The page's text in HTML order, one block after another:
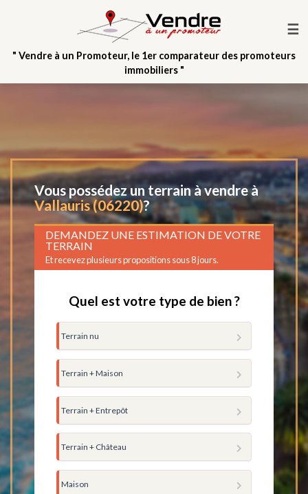
☰
" Vendre à un Promoteur, le 1er comparateur des promoteurs
immobiliers "
Vous possédez un terrain à vendre à
Vallauris (06220)?
DEMANDEZ UNE ESTIMATION DE VOTRE
TERRAIN
Et recevez plusieurs propositions sous 8 jours.
Quel est votre type de bien ?
Terrain nu
Terrain + Maison
Terrain + Entrepôt
Terrain + Château
Maison